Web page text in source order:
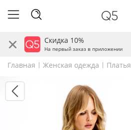
Скидка 10%
На первый заказ в приложении
Главная Женская одежда Платья